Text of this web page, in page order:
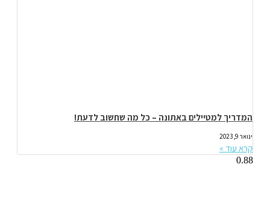
המדריך למטיילים באתונה – כל מה שחשוב לדעת!
ינואר 9, 2023
קרא עוד »